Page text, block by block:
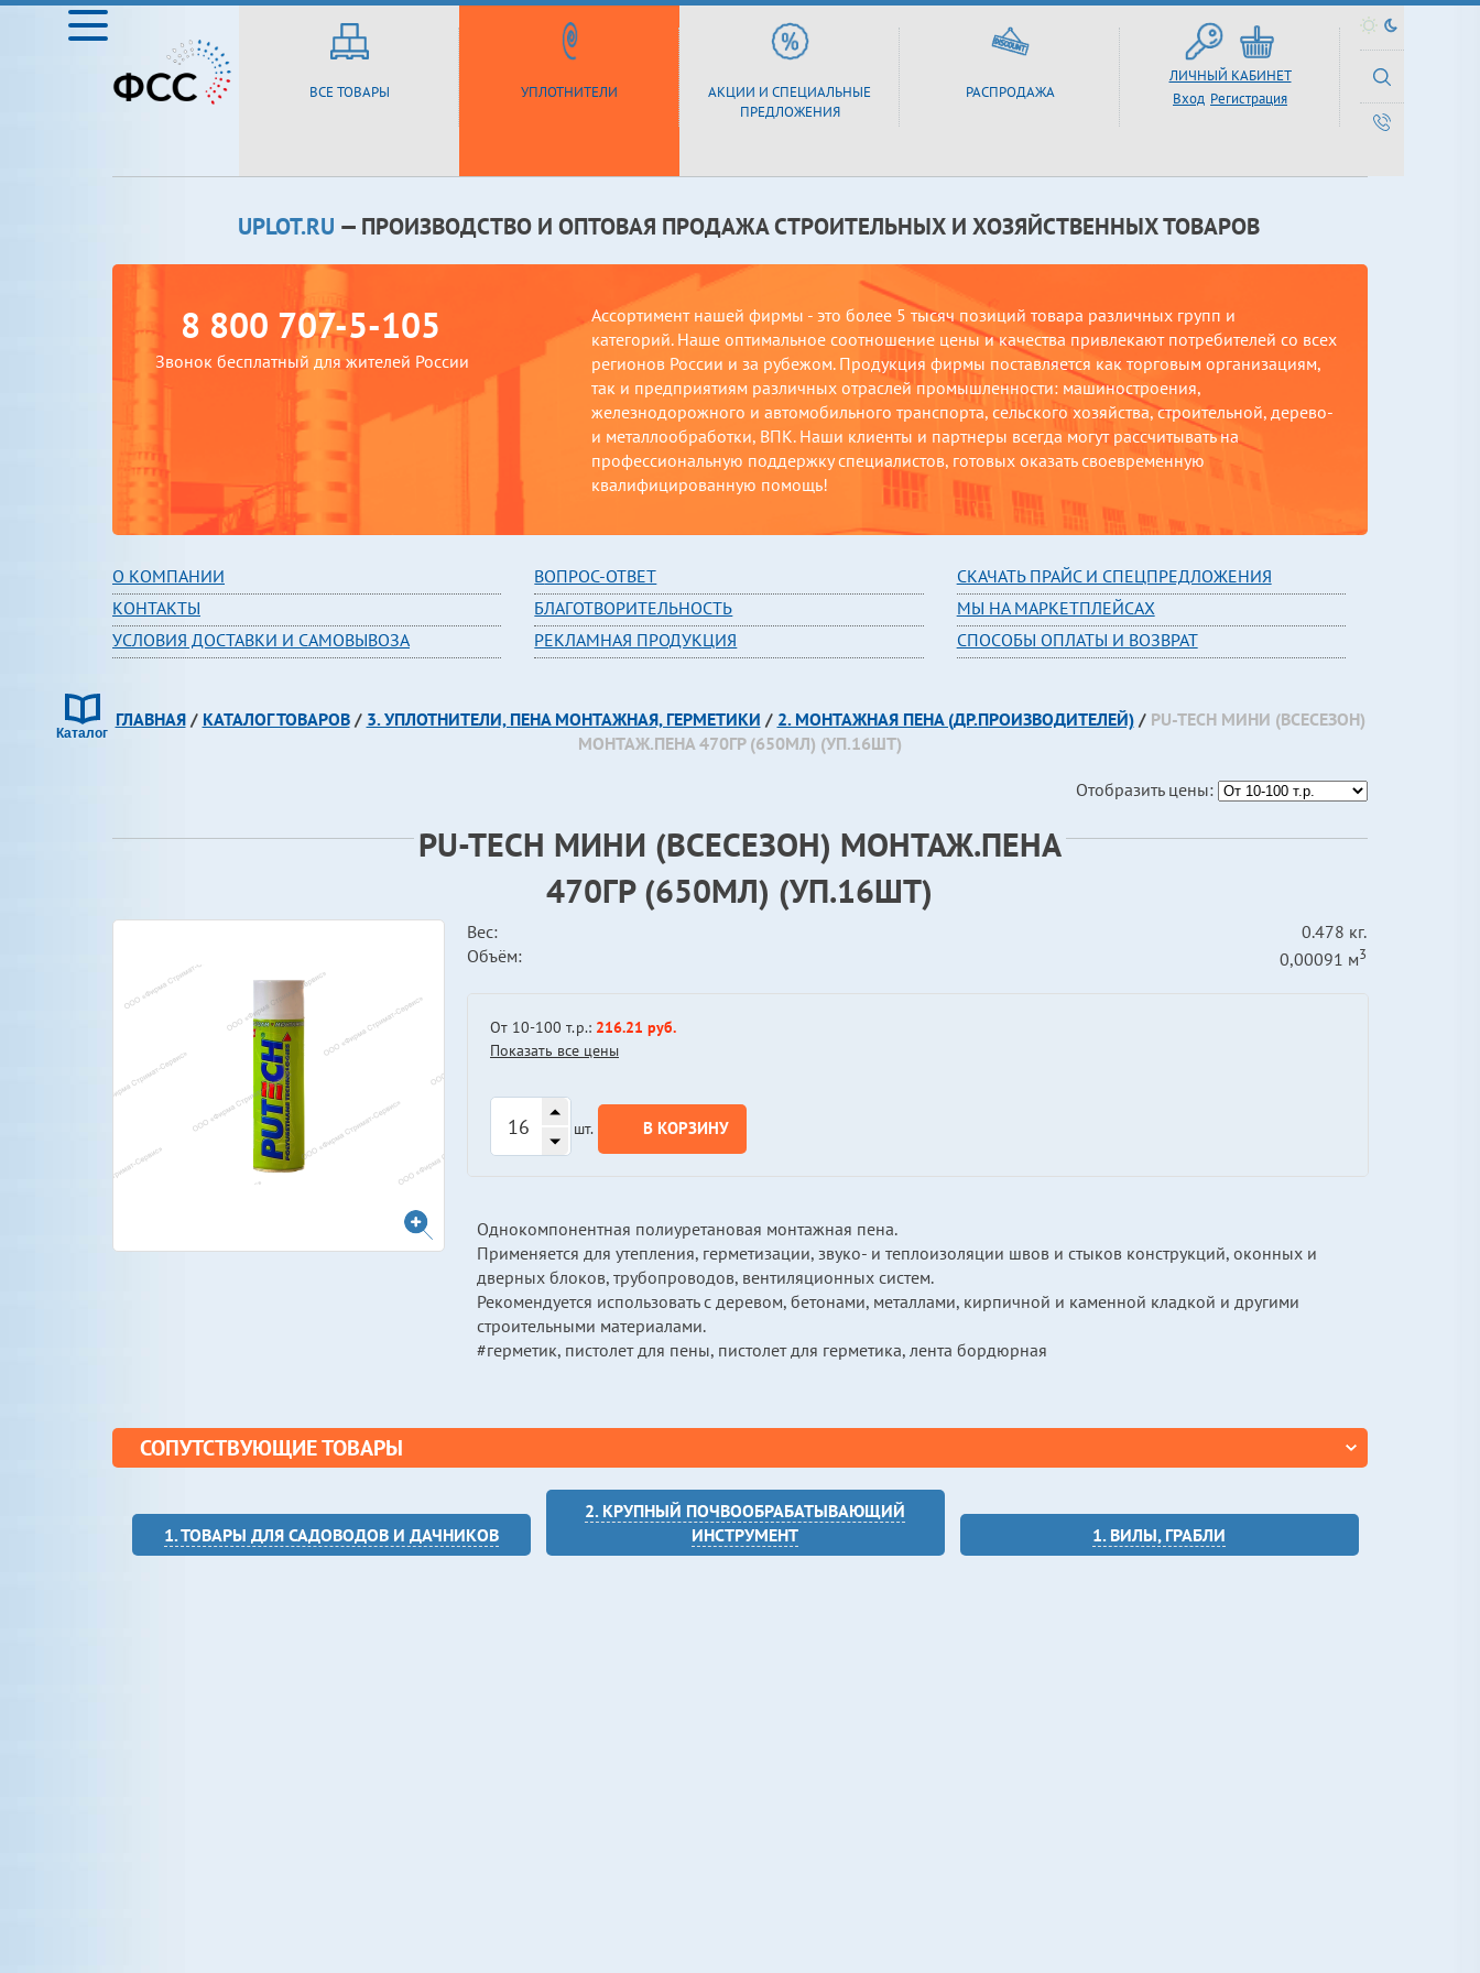
ВСЕ ТОВАРЫ УПЛОТНИТЕЛИ
АКЦИИ И СПЕЦИАЛЬНЫЕ
ПРЕДЛОЖЕНИЯ
РАСПРОДАЖА
ЛИЧНЫЙ КАБИНЕТ
Вход Регистрация
UPLOT.RU — ПРОИЗВОДСТВО И ОПТОВАЯ ПРОДАЖА СТРОИТЕЛЬНЫХ И ХОЗЯЙСТВЕННЫХ ТОВАРОВ
8 800 707-5-105
Звонок бесплатный для жителей России
Ассортимент нашей фирмы - это более 5 тысяч позиций товара различных групп и
категорий. Наше оптимальное соотношение цены и качества привлекают потребителей со всех
регионов России и за рубежом. Продукция фирмы поставляется как торговым организациям,
так и предприятиям различных отраслей промышленности: машиностроения,
железнодорожного и автомобильного транспорта, сельского хозяйства, строительной, дерево-
и металлообработки, ВПК. Наши клиенты и партнеры всегда могут рассчитывать на
профессиональную поддержку специалистов, готовых оказать своевременную
квалифицированную помощь!
О КОМПАНИИ
КОНТАКТЫ
УСЛОВИЯ ДОСТАВКИ И САМОВЫВОЗА
ВОПРОС-ОТВЕТ
БЛАГОТВОРИТЕЛЬНОСТЬ
РЕКЛАМНАЯ ПРОДУКЦИЯ
СКАЧАТЬ ПРАЙС И СПЕЦПРЕДЛОЖЕНИЯ
МЫ НА МАРКЕТПЛЕЙСАХ
СПОСОБЫ ОПЛАТЫ И ВОЗВРАТ
ГЛАВНАЯ/ КАТАЛОГ ТОВАРОВ/ 3. УПЛОТНИТЕЛИ, ПЕНА МОНТАЖНАЯ, ГЕРМЕТИКИ / 2. МОНТАЖНАЯ ПЕНА (ДР.ПРОИЗВОДИТЕЛЕЙ)/РU-TECH МИНИ (ВСЕСЕЗОН)
МОНТАЖ.ПЕНА 470ГР (650МЛ) (УП.16ШТ)
Отобразить цены:
РU-TECH МИНИ (ВСЕСЕЗОН) МОНТАЖ.ПЕНА
470ГР (650МЛ) (УП.16ШТ)
Вес:
0.478 кг.
Объём:
0,00091 м3
От 10-100 т.р.: 216.21 руб.
Показать все цены
шт. В КОРЗИНУ
Однокомпонентная полиуретановая монтажная пена.
Применяется для утепления, герметизации, звуко- и теплоизоляции швов и стыков конструкций, оконных и
дверных блоков, трубопроводов, вентиляционных систем.
Рекомендуется использовать с деревом, бетонами, металлами, кирпичной и каменной кладкой и другими
строительными материалами.
#герметик, пистолет для пены, пистолет для герметика, лента бордюрная
СОПУТСТВУЮЩИЕ ТОВАРЫ
1. ТОВАРЫ ДЛЯ САДОВОДОВ И ДАЧНИКОВ
2. КРУПНЫЙ ПОЧВООБРАБАТЫВАЮЩИЙ
ИНСТРУМЕНТ
1. ВИЛЫ, ГРАБЛИ